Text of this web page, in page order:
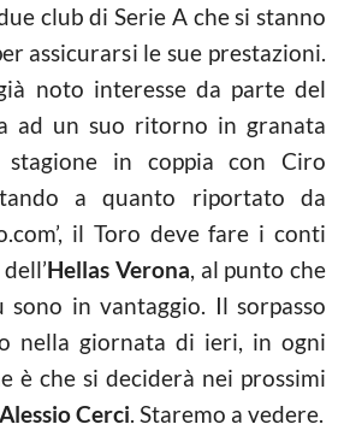
club di Serie A che si stanno
assicurarsi le sue prestazioni.
noto interesse da parte del
ad un suo ritorno in granata
in coppia con Ciro
a quanto riportato da
il Toro deve fare i conti
Hellas Verona, al punto che
sono in vantaggio. Il sorpasso
nella giornata di ieri, in ogni
è che si deciderà nei prossimi
Alessio Cerci. Staremo a vedere.